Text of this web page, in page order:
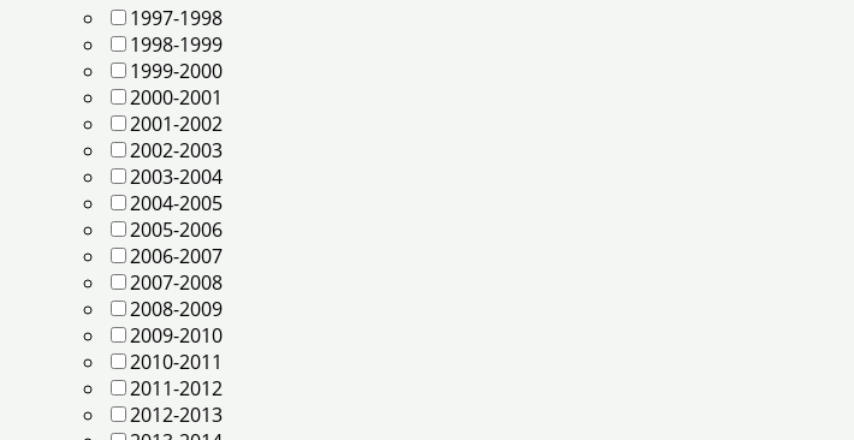
1997-1998
1998-1999
1999-2000
2000-2001
2001-2002
2002-2003
2003-2004
2004-2005
2005-2006
2006-2007
2007-2008
2008-2009
2009-2010
2010-2011
2011-2012
2012-2013